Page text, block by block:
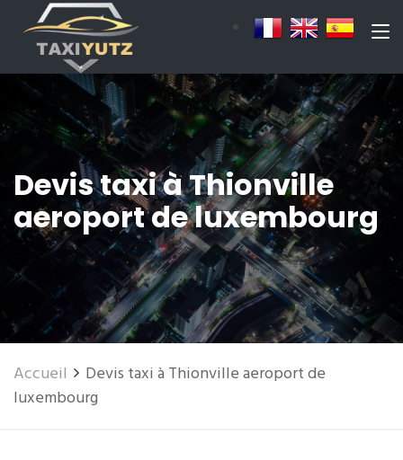
Devis taxi à Thionville
aeroport de luxembourg
Accueil
Devis taxi à Thionville aeroport de
luxembourg